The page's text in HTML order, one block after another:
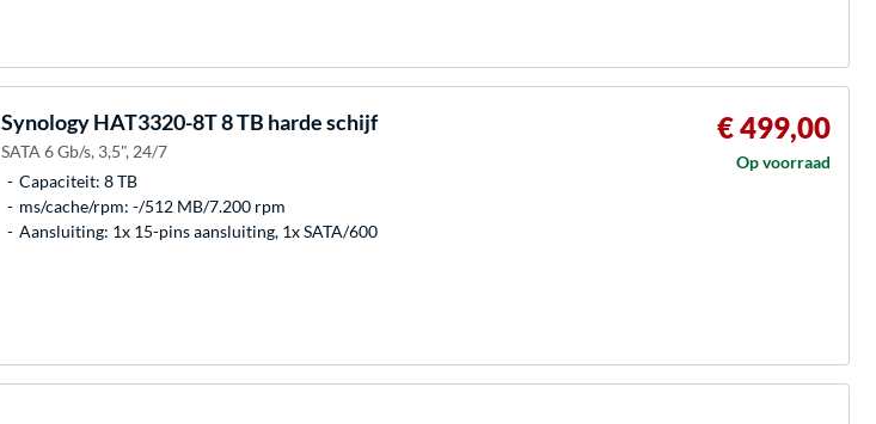
SynologyHAT3320-8T 8 TB harde schijf
SATA 6 Gb/s, 3,5", 24/7
Capaciteit: 8 TB
ms/cache/rpm: -/512 MB/7.200 rpm
Aansluiting: 1x 15-pins aansluiting, 1x SATA/600
€ 499,00
Op voorraad